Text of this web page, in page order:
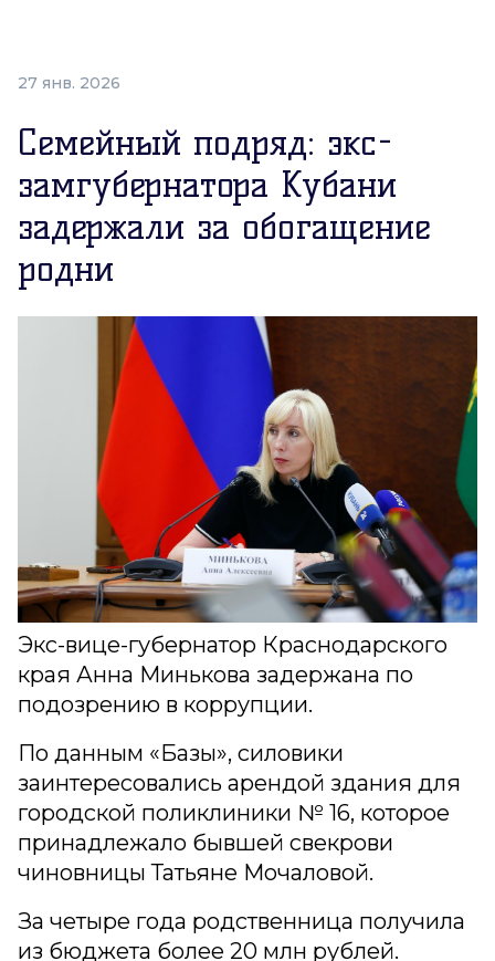
27 янв. 2026
Семейный подряд: экс-
замгубернатора Кубани
задержали за обогащение
родни
Экс-вице-губернатор Краснодарского
края Анна Минькова задержана по
подозрению в коррупции.
По данным «Базы», силовики
заинтересовались арендой здания для
городской поликлиники № 16, которое
принадлежало бывшей свекрови
чиновницы Татьяне Мочаловой.
За четыре года родственница получила
из бюджета более 20 млн рублей.